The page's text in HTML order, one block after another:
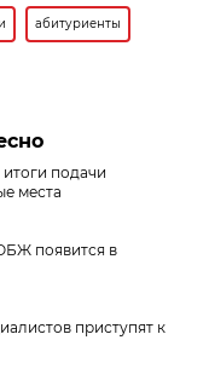
абитуриенты
подачи
места
появится в
приступят к